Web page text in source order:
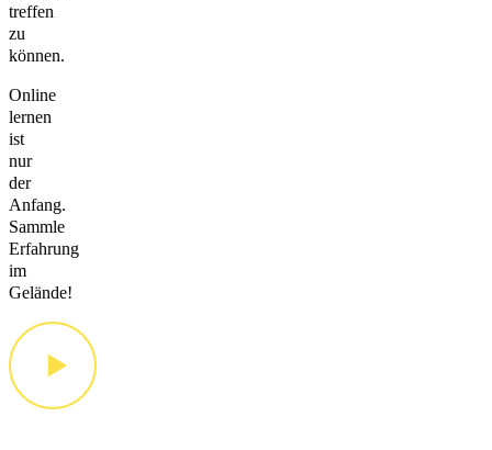
treffen
zu
können.
Online
lernen
ist
nur
der
Anfang.
Sammle
Erfahrung
im
Gelände!